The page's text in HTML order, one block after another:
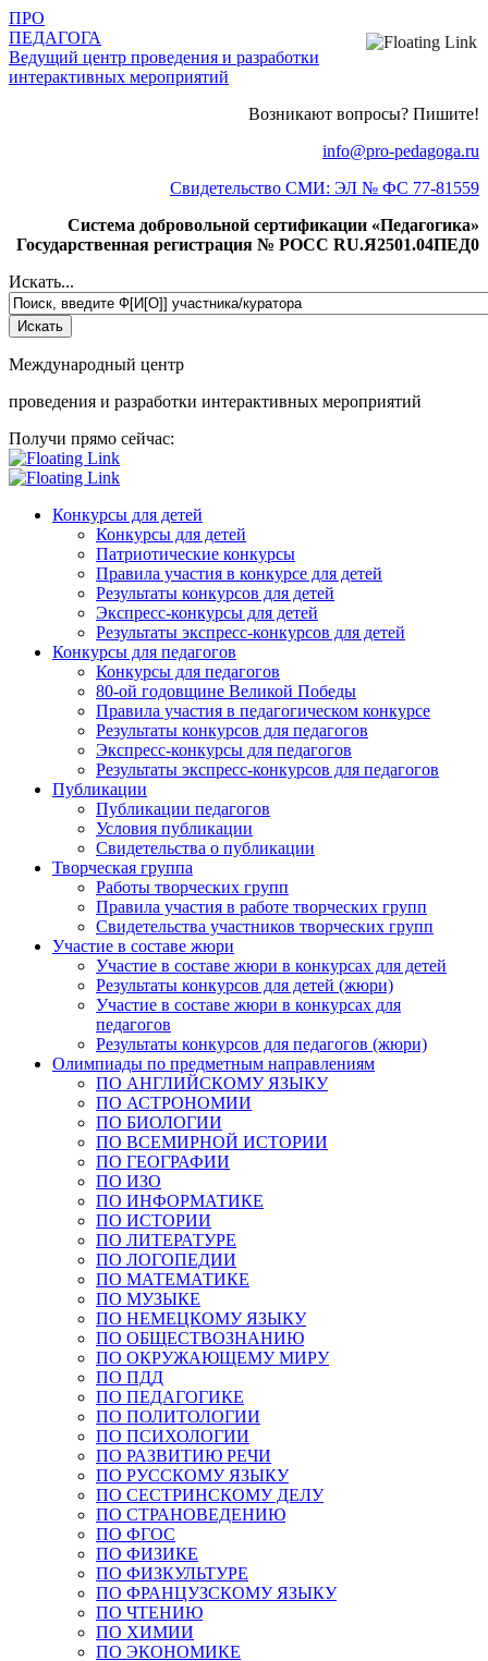
ПРО
ПЕДАГОГА
Ведущий центр проведения и разработки
интерактивных мероприятий
Возникают вопросы? Пишите!
info@pro-pedagoga.ru
Свидетельство СМИ: ЭЛ № ФС 77-81559
Система добровольной сертификации «Педагогика»
Государственная регистрация № РОСС RU.Я2501.04ПЕД0
Искать...
Международный центр
проведения и разработки интерактивных мероприятий
Получи прямо сейчас:
Конкурсы для детей
Конкурсы для детей
Патриотические конкурсы
Правила участия в конкурсе для детей
Результаты конкурсов для детей
Экспресс-конкурсы для детей
Результаты экспресс-конкурсов для детей
Конкурсы для педагогов
Конкурсы для педагогов
80-ой годовщине Великой Победы
Правила участия в педагогическом конкурсе
Результаты конкурсов для педагогов
Экспресс-конкурсы для педагогов
Результаты экспресс-конкурсов для педагогов
Публикации
Публикации педагогов
Условия публикации
Свидетельства о публикации
Творческая группа
Работы творческих групп
Правила участия в работе творческих групп
Свидетельства участников творческих групп
Участие в составе жюри
Участие в составе жюри в конкурсах для детей
Результаты конкурсов для детей (жюри)
Участие в составе жюри в конкурсах для
педагогов
Результаты конкурсов для педагогов (жюри)
Олимпиады по предметным направлениям
ПО АНГЛИЙСКОМУ ЯЗЫКУ
ПО АСТРОНОМИИ
ПО БИОЛОГИИ
ПО ВСЕМИРНОЙ ИСТОРИИ
ПО ГЕОГРАФИИ
ПО ИЗО
ПО ИНФОРМАТИКЕ
ПО ИСТОРИИ
ПО ЛИТЕРАТУРЕ
ПО ЛОГОПЕДИИ
ПО МАТЕМАТИКЕ
ПО МУЗЫКЕ
ПО НЕМЕЦКОМУ ЯЗЫКУ
ПО ОБЩЕСТВОЗНАНИЮ
ПО ОКРУЖАЮЩЕМУ МИРУ
ПО ПДД
ПО ПЕДАГОГИКЕ
ПО ПОЛИТОЛОГИИ
ПО ПСИХОЛОГИИ
ПО РАЗВИТИЮ РЕЧИ
ПО РУССКОМУ ЯЗЫКУ
ПО СЕСТРИНСКОМУ ДЕЛУ
ПО СТРАНОВЕДЕНИЮ
ПО ФГОС
ПО ФИЗИКЕ
ПО ФИЗКУЛЬТУРЕ
ПО ФРАНЦУЗСКОМУ ЯЗЫКУ
ПО ЧТЕНИЮ
ПО ХИМИИ
ПО ЭКОНОМИКЕ